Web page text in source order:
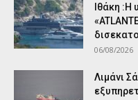
Ιθάκη
06/08/2026
Λιμάνι